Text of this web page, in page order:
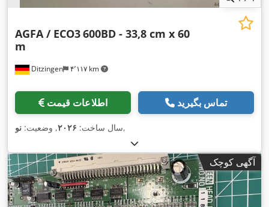
Ditzingen ۴٬۱۱۷ km
AGFA / ECO3600BD - 33,8 cm x 60
m
اطلاعات قیمت تماس بگیرید
سال ساخت: ۲۰۲۶, وضعیت: نو ,
آگهی کوچک